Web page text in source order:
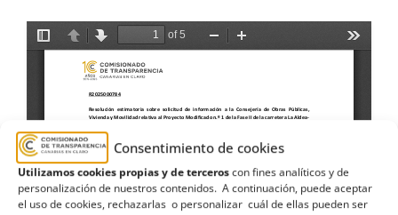
Consentimiento de cookies
Utilizamos cookies propias y de terceroscon fines analíticos y de
personalización de nuestros contenidos. A continuación, puede aceptar
el uso de cookies, rechazarlas o personalizar cuál de ellas pueden ser